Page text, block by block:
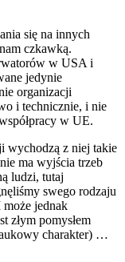
się na innych
czkawką.
w USA i
jedynie
organizacji
i technicznie, i nie
w UE.
wychodzą z niej takie
ma wyjścia trzeb
ludzi, tutaj
swego rodzaju
jednak
złym pomysłem
charakter) …